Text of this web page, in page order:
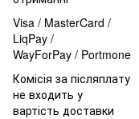
Visa / MasterCard /
LiqPay /
WayForPay / Portmone
Комісія за післяплату
не входить у
вартість доставки